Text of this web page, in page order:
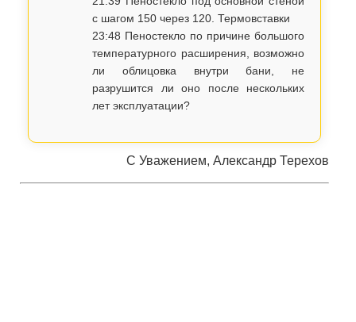
с шагом 150 через 120. Термовставки
23:48 Пеностекло по причине большого
температурного расширения, возможно
ли облицовка внутри бани, не
разрушится ли оно после нескольких
лет эксплуатации?
С Уважением, Александр Терехов